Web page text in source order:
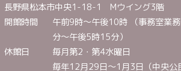
長野県松本市中央1-18-1 Mウイング3階
開館時間
午前9時～午後10時 （事務室業
分～午後5時15分）
休館日
毎月第2・第4水曜日
毎年12月29日～1月3日（中央公